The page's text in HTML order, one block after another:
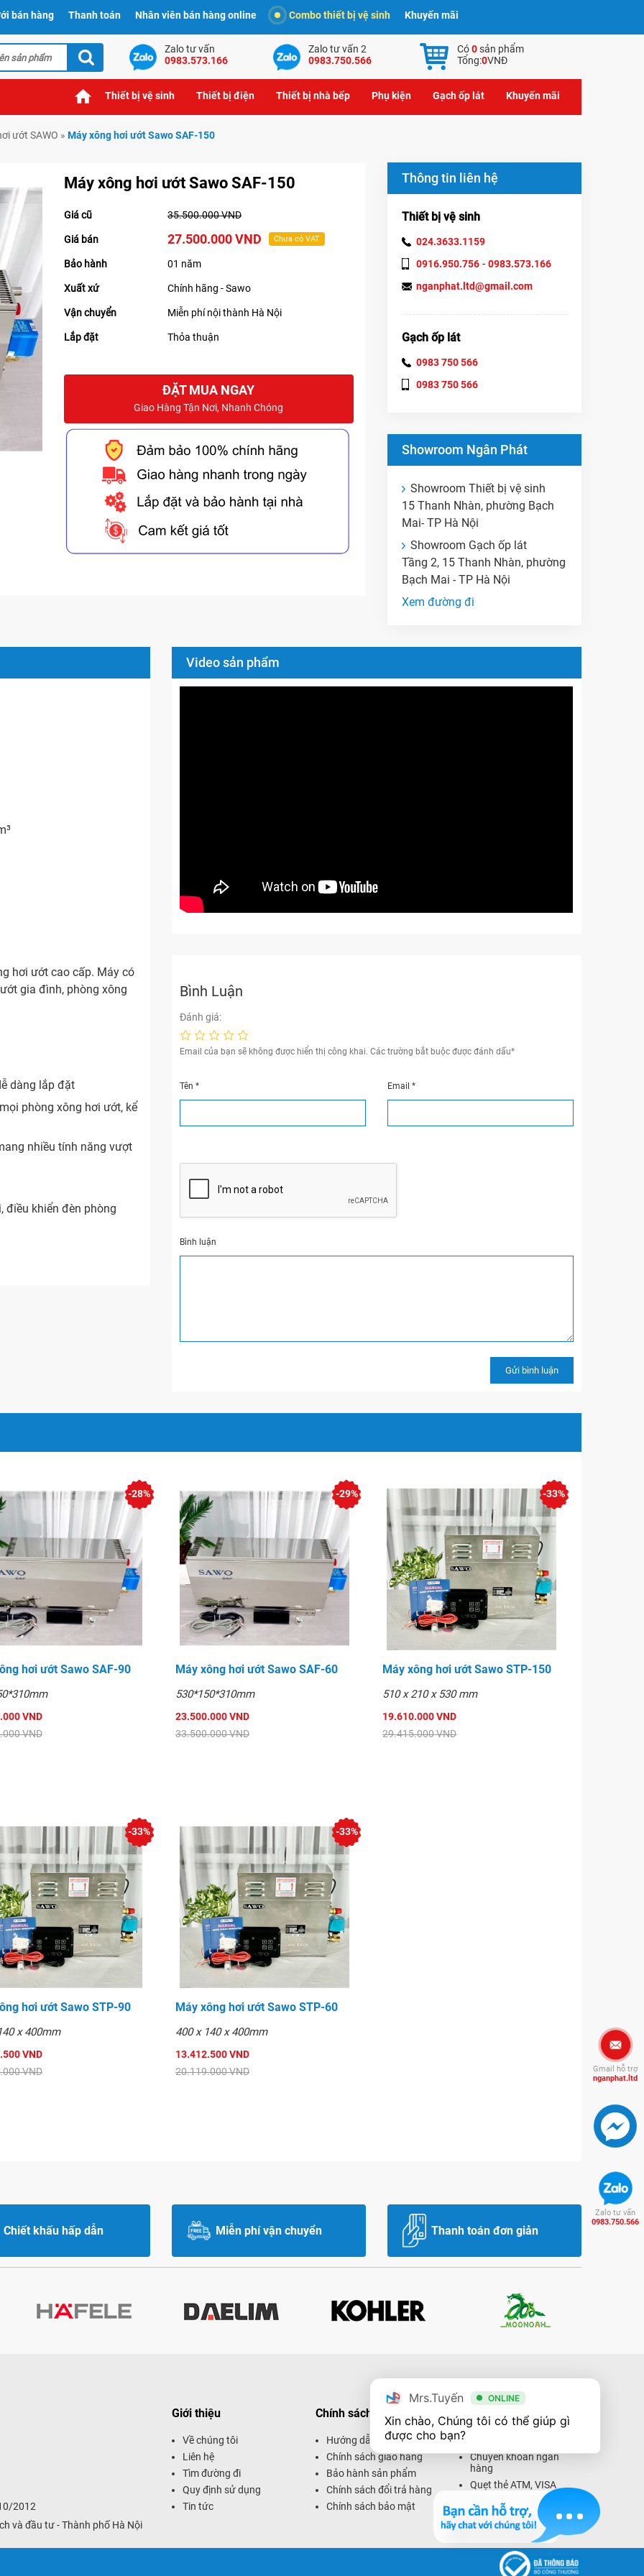
bán hàng Thanh toán Nhân viên bán hàng online Combo thiết bị vệ sinh Khuyến mãi
Zalo tư vấn
0983.573.166
Zalo tư vấn 2
0983.750.566
Có0sản phẩm
Tổng:0VNĐ
Thiết bị vệ sinh Thiết bị điện Thiết bị nhà bếp Phụ kiện Gạch ốp lát Khuyến mãi
ướt SAWO » Máy xông hơi ướt Sawo SAF-150
Máy xông hơi ướt Sawo SAF-150
Giá cũ 35.500.000 VND
Giá bán 27.500.000 VND Chưa có VAT
Bảo hành 01 năm
Xuất xứ Chính hãng - Sawo
Vận chuyển Miễn phí nội thành Hà Nội
Lắp đặt Thỏa thuận
ĐẶT MUA NGAY
Giao Hàng Tận Nơi, Nhanh Chóng
Thông tin liên hệ
Thiết bị vệ sinh
024.3633.1159
0916.950.756 - 0983.573.166
nganphat.ltd@gmail.com
Gạch ốp lát
0983 750 566
0983 750 566
Showroom Ngân Phát
Showroom Thiết bị vệ sinh
15 Thanh Nhàn, phường Bạch
Mai- TP Hà Nội
Showroom Gạch ốp lát
Tầng 2, 15 Thanh Nhàn, phường
Bạch Mai - TP Hà Nội
Xem đường đi
hơi ướt cao cấp. Máy có
gia đình, phòng xông
dàng lắp đặt
phòng xông hơi ướt, kể
nhiều tính năng vượt
điều khiển đèn phòng
cấp tùy chọn
chọn hai cách xả: xả
Video sản phẩm
Bình Luận
Đánh giá:
Email của bạn sẽ không được hiển thị công khai. Các trường bắt buộc được đánh dấu*
Tên* Email *
Bình luận
hơi ướt Sawo SAF-90
VND
VND
-28%
Máy xông hơi ướt Sawo SAF-60
530*150*310mm
23.500.000 VND
33.500.000 VND
-29%
Máy xông hơi ướt Sawo STP-150
510 x 210 x 530 mm
19.610.000 VND
29.415.000 VND
-33%
hơi ướt Sawo STP-90
x 400mm
VND
VND
-33%
Máy xông hơi ướt Sawo STP-60
400 x 140 x 400mm
13.412.500 VND
20.119.000 VND
-33%
Chiết khấu hấp dẫn Miễn phí vận chuyển Thanh toán đơn giản
2012
và đầu tư - Thành phố Hà Nội
Giới thiệu
Về chúng tôi
Liên hệ
Tìm đường đi
Quy định sử dụng
Tin tức
Chính sách mua hàng
Hướng dẫn mua hàng
Chính sách giao hàng
Bảo hành sản phẩm
Chính sách đổi trả hàng
Chính sách bảo mật
Hình thức thanh toán
Chuyển khoản ngân
hàng
Quẹt thẻ ATM, VISA
Thanh toán trực tuyến
Gmail hỗ trợ
nganphat.ltd
Zalo tư vấn
0983.750.566
Mrs.Tuyến ONLINE
Xin chào, Chúng tôi có thể giúp gì
được cho bạn?